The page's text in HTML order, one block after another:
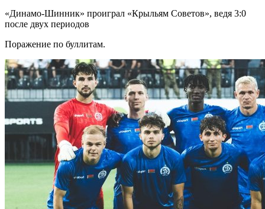
«Динамо-Шинник» проиграл «Крыльям Советов», ведя 3:0
после двух периодов
Поражение по буллитам.